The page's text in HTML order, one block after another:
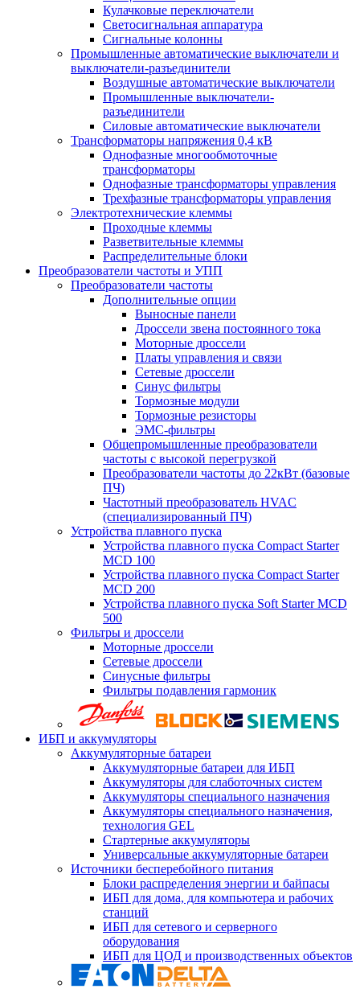
Кулачковые переключатели
Светосигнальная аппаратура
Сигнальные колонны
Промышленные автоматические выключатели и
выключатели-разъединители
Воздушные автоматические выключатели
Промышленные выключатели-
разъединители
Силовые автоматические выключатели
Трансформаторы напряжения 0,4 кВ
Однофазные многообмоточные
трансформаторы
Однофазные трансформаторы управления
Трехфазные трансформаторы управления
Электротехнические клеммы
Проходные клеммы
Разветвительные клеммы
Распределительные блоки
Преобразователи частоты и УПП
Преобразователи частоты
Дополнительные опции
Выносные панели
Дроссели звена постоянного тока
Моторные дроссели
Платы управления и связи
Сетевые дроссели
Синус фильтры
Тормозные модули
Тормозные резисторы
ЭМС-фильтры
Общепромышленные преобразователи
частоты с высокой перегрузкой
Преобразователи частоты до 22кВт (базовые
ПЧ)
Частотный преобразователь HVAC
(специализированный ПЧ)
Устройства плавного пуска
Устройства плавного пуска Compact Starter
MCD 100
Устройства плавного пуска Compact Starter
MCD 200
Устройства плавного пуска Soft Starter MCD
500
Фильтры и дроссели
Моторные дроссели
Сетевые дроссели
Синусные фильтры
Фильтры подавления гармоник
ИБП и аккумуляторы
Аккумуляторные батареи
Аккумуляторные батареи для ИБП
Аккумуляторы для слаботочных систем
Аккумуляторы специального назначения
Аккумуляторы специального назначения,
технология GEL
Стартерные аккумуляторы
Универсальные аккумуляторные батареи
Источники бесперебойного питания
Блоки распределения энергии и байпасы
ИБП для дома, для компьютера и рабочих
станций
ИБП для сетевого и серверного
оборудования
ИБП для ЦОД и производственных объектов